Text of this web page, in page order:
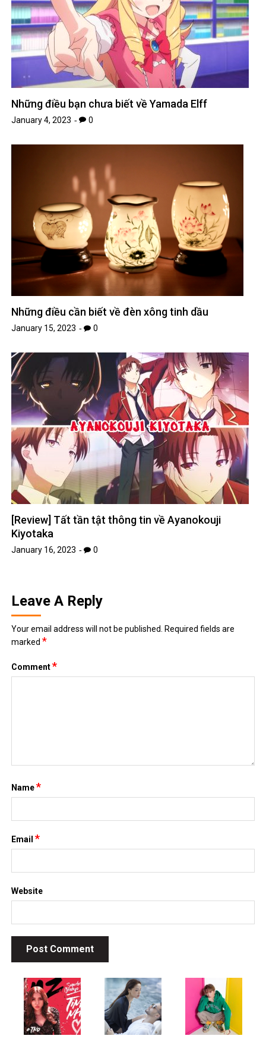
Những điều bạn chưa biết về Yamada Elff
January 4, 2023 0
Những điều cần biết về đèn xông tinh dầu
January 15, 2023 0
[Review] Tất tần tật thông tin về Ayanokouji
Kiyotaka
January 16, 2023 0
Leave A Reply
Your email address will not be published.
Required fields are
marked*
Comment*
Name*
Email*
Website